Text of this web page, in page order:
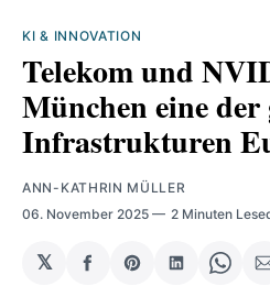
KI & INNOVATION
Telekom und
München eine
Infrastrukturen
ANN-KATHRIN MÜLLER
06. November 2025
2 Minuten
𝕏
auf
Shareauf